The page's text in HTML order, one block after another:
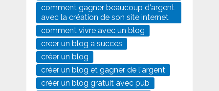
comment gagner beaucoup d'argent
avec la création de son site internet
comment vivre avec un blog
creer un blog a succes
créer un blog
créer un blog et gagner de l'argent
créer un blog gratuit avec pub